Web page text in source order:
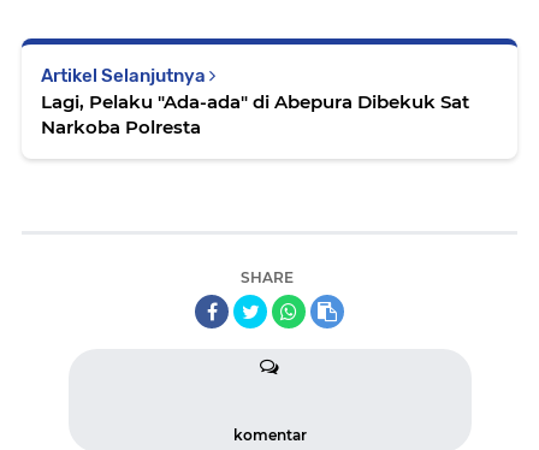
Artikel Selanjutnya
Lagi, Pelaku "Ada-ada" di Abepura Dibekuk Sat
Narkoba Polresta
SHARE
komentar